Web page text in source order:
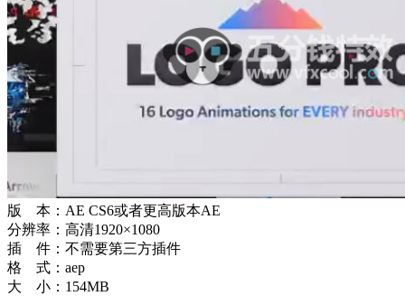
版 本：AE CS6或者更高版本AE
分辨率：高清1920×1080
插 件：不需要第三方插件
格 式：aep
大 小：154MB